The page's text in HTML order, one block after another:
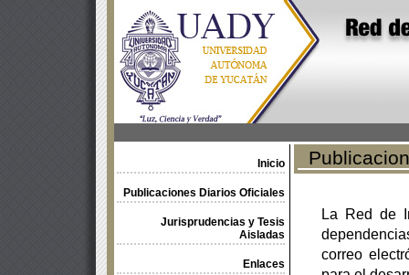
Inicio
Publicaciones Diarios Oficiales
Jurisprudencias y Tesis
Aisladas
Enlaces
La Red de
correo